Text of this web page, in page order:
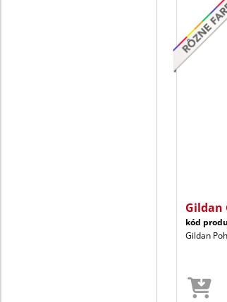
Gildan
kód
Gildan